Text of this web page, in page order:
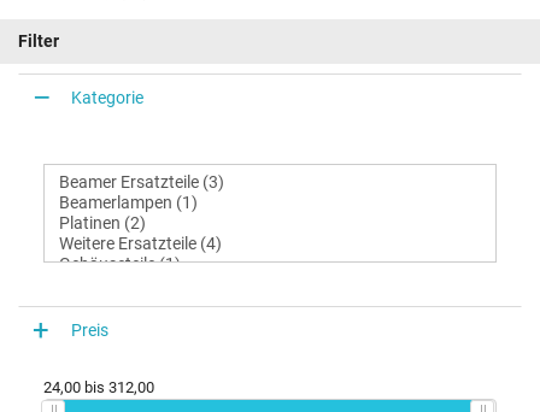
Filter
Kategorie
Preis
24,00 bis 312,00